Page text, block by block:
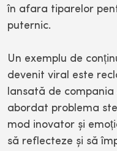
în afara tiparelor
puternic.
Un exemplu de
devenit viral este
lansată de
abordat problema
mod inovator și
să reflecteze și să